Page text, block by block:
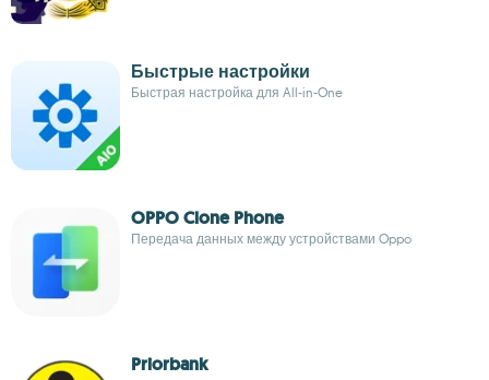
Быстрые настройки
Быстрая настройка для All-in-One
OPPO Clone Phone
Передача данных между устройствами Oppo
Priorbank